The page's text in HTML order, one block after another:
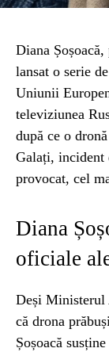
Diana
lansat o serie
Uniunii
televiziunea
după ce o
Galați, incident
provocat, cel
Diana
oficiale
Deși
că drona
Șoșoacă